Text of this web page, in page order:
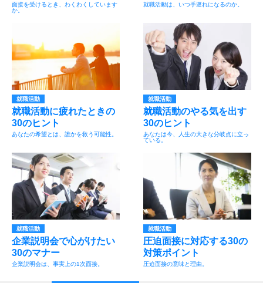
面接を受けるとき、わくわくしています
か。
就職活動は、いつ手遅れになるのか。
就職活動
就職活動に疲れたときの
30のヒント
あなたの希望とは、誰かを救う可能性。
就職活動
就職活動のやる気を出す
30のヒント
あなたは今、人生の大きな分岐点に立っ
ている。
就職活動
企業説明会で心がけたい
30のマナー
企業説明会は、事実上の1次面接。
就職活動
圧迫面接に対応する30の
対策ポイント
圧迫面接の意味と理由。